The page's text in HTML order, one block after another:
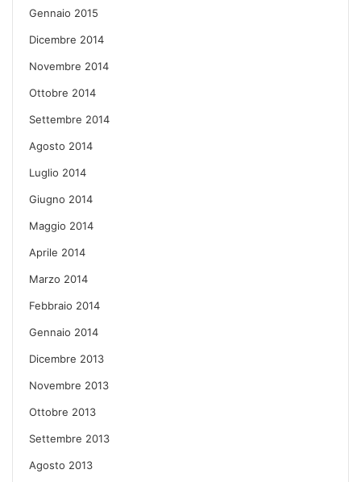
Gennaio 2015
Dicembre 2014
Novembre 2014
Ottobre 2014
Settembre 2014
Agosto 2014
Luglio 2014
Giugno 2014
Maggio 2014
Aprile 2014
Marzo 2014
Febbraio 2014
Gennaio 2014
Dicembre 2013
Novembre 2013
Ottobre 2013
Settembre 2013
Agosto 2013